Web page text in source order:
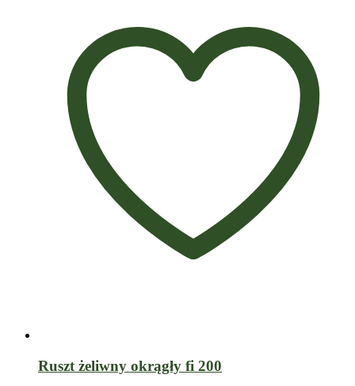
Ruszt żeliwny okrągły fi 200